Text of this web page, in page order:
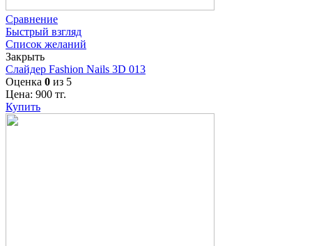
Сравнение
Быстрый взгляд
Список желаний
Закрыть
Слайдер Fashion Nails 3D 013
Оценка 0 из 5
Цена: 900 тг.
Купить